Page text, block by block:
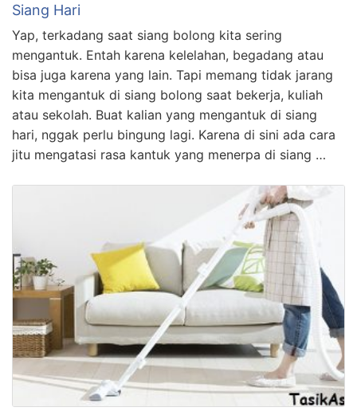
Siang Hari
Yap, terkadang saat siang bolong kita sering
mengantuk. Entah karena kelelahan, begadang atau
bisa juga karena yang lain. Tapi memang tidak jarang
kita mengantuk di siang bolong saat bekerja, kuliah
atau sekolah. Buat kalian yang mengantuk di siang
hari, nggak perlu bingung lagi. Karena di sini ada cara
jitu mengatasi rasa kantuk yang menerpa di siang …